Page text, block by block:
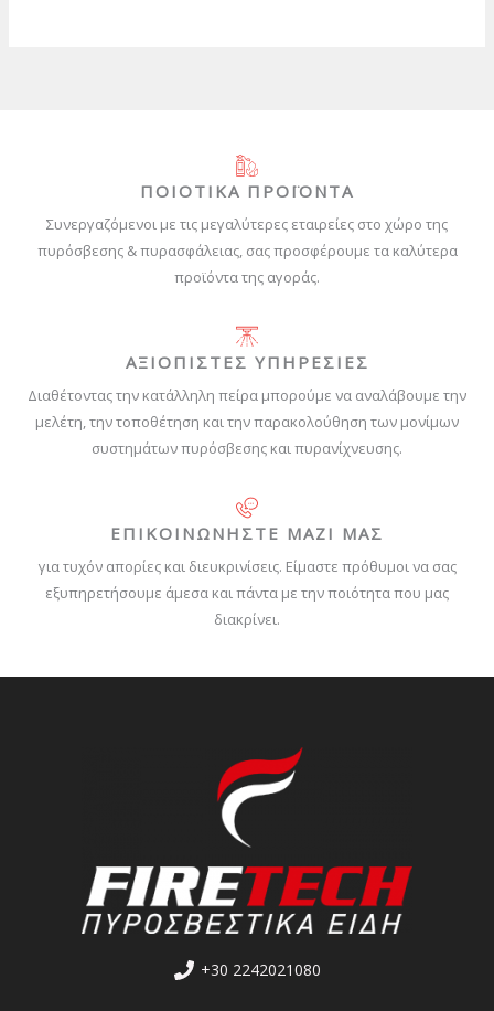
ΠΟΙΟΤΙΚΑ ΠΡΟΪΟΝΤΑ
Συνεργαζόμενοι με τις μεγαλύτερες εταιρείες στο χώρο της
πυρόσβεσης & πυρασφάλειας, σας προσφέρουμε τα καλύτερα
προϊόντα της αγοράς.
ΑΞΙΟΠΙΣΤΕΣ ΥΠΗΡΕΣΙΕΣ
Διαθέτοντας την κατάλληλη πείρα μπορούμε να αναλάβουμε την
μελέτη, την τοποθέτηση και την παρακολούθηση των μονίμων
συστημάτων πυρόσβεσης και πυρανίχνευσης.
ΕΠΙΚΟΙΝΩΝΗΣΤΕ ΜΑΖΙ ΜΑΣ
για τυχόν απορίες και διευκρινίσεις. Είμαστε πρόθυμοι να σας
εξυπηρετήσουμε άμεσα και πάντα με την ποιότητα που μας
διακρίνει.
+30 2242021080